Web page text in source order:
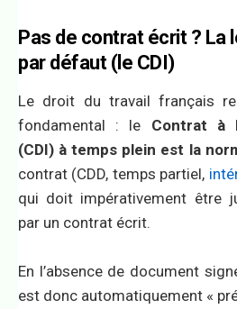
Pas de contrat écrit ? La
par défaut (le CDI)
Le droit du travail français
fondamental : le Contrat à
(CDI) à temps plein est la
contrat (CDD, temps partiel,
qui doit impérativement être
par un contrat écrit.
En l’absence de document
est donc automatiquement «